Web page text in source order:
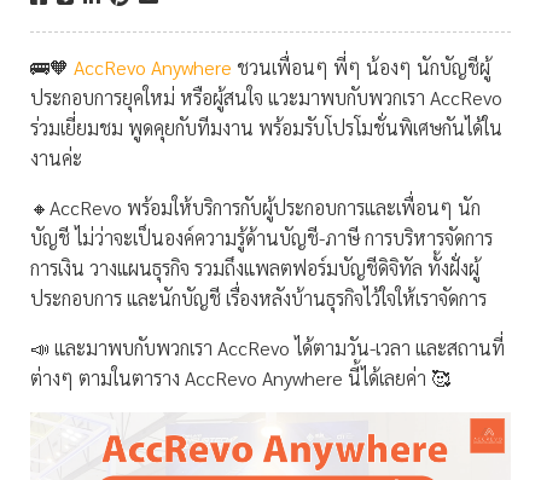
🚌🧡 AccRevo Anywhere ชวนเพื่อนๆ พี่ๆ น้องๆ นักบัญชีผู้
ประกอบการยุคใหม่ หรือผู้สนใจ แวะมาพบกับพวกเรา AccRevo
ร่วมเยี่ยมชม พูดคุยกับทีมงาน พร้อมรับโปรโมชั่นพิเศษกันได้ใน
งานค่ะ
🔸AccRevo พร้อมให้บริการกับผู้ประกอบการและเพื่อนๆ นัก
บัญชี ไม่ว่าจะเป็นองค์ความรู้ด้านบัญชี-ภาษี การบริหารจัดการ
การเงิน วางแผนธุรกิจ รวมถึงแพลตฟอร์มบัญชีดิจิทัล ทั้งฝั่งผู้
ประกอบการ และนักบัญชี เรื่องหลังบ้านธุรกิจไว้ใจให้เราจัดการ
📣 และมาพบกับพวกเรา AccRevo ได้ตามวัน-เวลา และสถานที่
ต่างๆ ตามในตาราง AccRevo Anywhere นี้ได้เลยค่า 🥰